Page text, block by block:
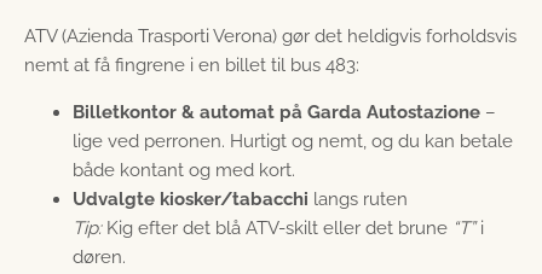
ATV (Azienda Trasporti Verona) gør det heldigvis forholdsvis
nemt at få fingrene i en billet til bus 483:
Billetkontor & automat på Garda Autostazione –
lige ved perronen. Hurtigt og nemt, og du kan betale
både kontant og med kort.
Udvalgte kiosker/tabacchi langs ruten
Tip:Kig efter det blå ATV-skilt eller det brune “T”i
døren.